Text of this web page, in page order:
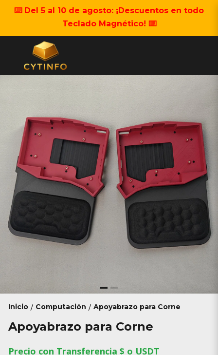
⌨️ Del 5 al 10 de agosto: ¡Descuentos en todo
Teclado Magnético! ⌨️
Inicio / Computación / Apoyabrazo para Corne
Apoyabrazo para Corne
Precio con Transferencia $ o USDT